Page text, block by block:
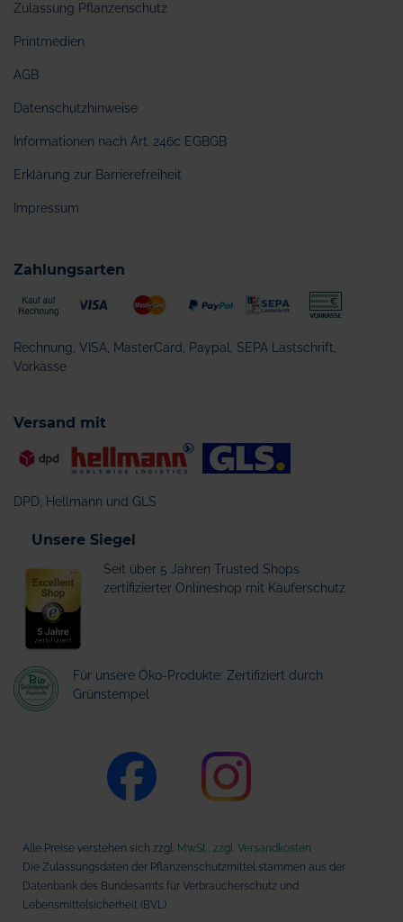
Zulassung Pflanzenschutz
Printmedien
AGB
Datenschutzhinweise
Informationen nach Art. 246c EGBGB
Erklärung zur Barrierefreiheit
Impressum
Zahlungsarten
Rechnung, VISA, MasterCard, Paypal, SEPA Lastschrift,
Vorkasse
Versand mit
DPD, Hellmann und GLS
Unsere Siegel
Seit über 5 Jahren Trusted Shops
zertifizierter Onlineshop mit Käuferschutz
Für unsere Öko-Produkte: Zertifiziert durch
Grünstempel
Alle Preise verstehen sich zzgl. MwSt., zzgl. Versandkosten
Die Zulassungsdaten der Pflanzenschutzmittel stammen aus der
Datenbank des Bundesamts für Verbraucherschutz und
Lebensmittelsicherheit (BVL).